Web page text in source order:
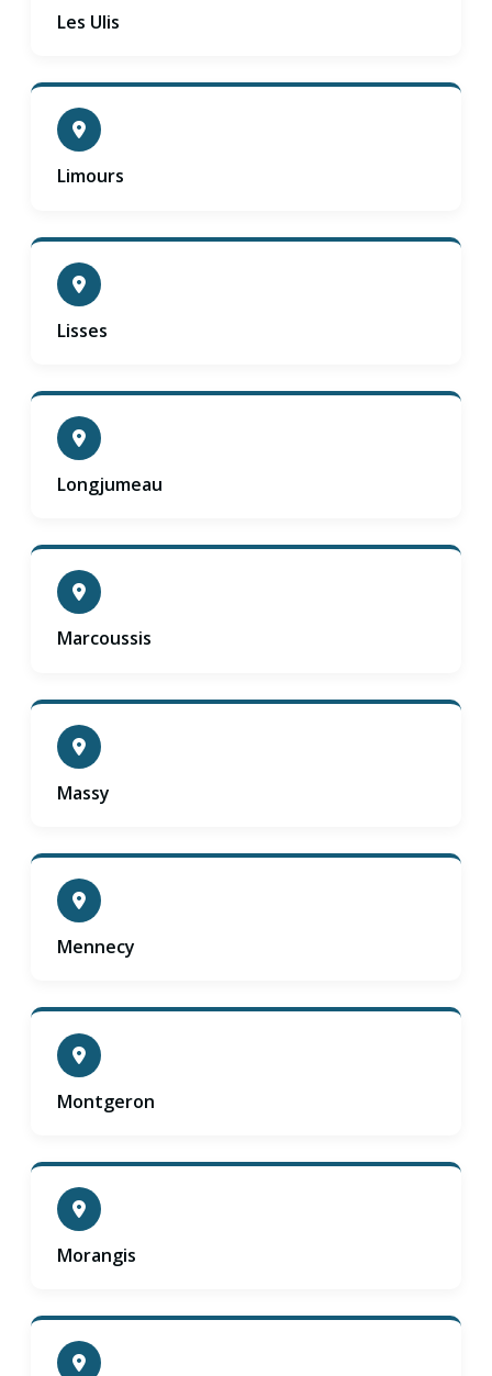
Les Ulis
Limours
Lisses
Longjumeau
Marcoussis
Massy
Mennecy
Montgeron
Morangis